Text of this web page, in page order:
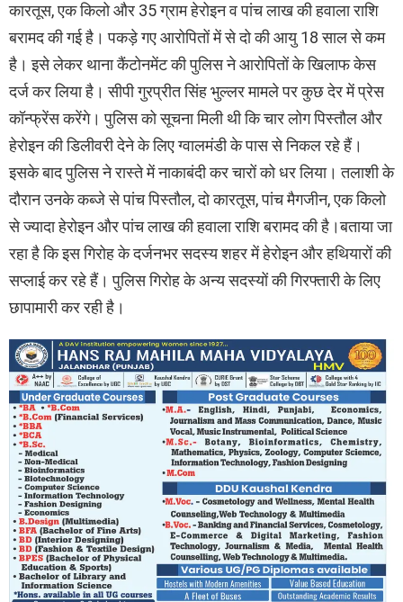
कारतूस, एक किलो और 35 ग्राम हेरोइन व पांच लाख की हवाला राशि
बरामद की गई है। पकड़े गए आरोपितों में से दो की आयु 18 साल से कम
है। इसे लेकर थाना कैंटोनमेंट की पुलिस ने आरोपितों के खिलाफ केस
दर्ज कर लिया है। सीपी गुरप्रीत सिंह भुल्लर मामले पर कुछ देर में प्रेस
कॉन्फ्रेंस करेंगे। पुलिस को सूचना मिली थी कि चार लोग पिस्तौल और
हेरोइन की डिलीवरी देने के लिए ग्वालमंडी के पास से निकल रहे हैं।
इसके बाद पुलिस ने रास्ते में नाकाबंदी कर चारों को धर लिया। तलाशी के
दौरान उनके कब्जे से पांच पिस्तौल, दो कारतूस, पांच मैगजीन, एक किलो
से ज्यादा हेरोइन और पांच लाख की हवाला राशि बरामद की है।बताया जा
रहा है कि इस गिरोह के दर्जनभर सदस्य शहर में हेरोइन और हथियारों की
सप्लाई कर रहे हैं। पुलिस गिरोह के अन्य सदस्यों की गिरफ्तारी के लिए
छापामारी कर रही है।